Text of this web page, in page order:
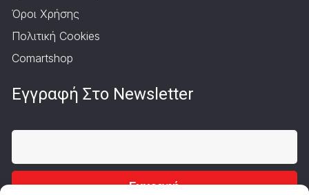
Όροι Χρήσης
Πολιτική Cookies
Comartshop
Εγγραφή Στο Newsletter
Εγγραφή